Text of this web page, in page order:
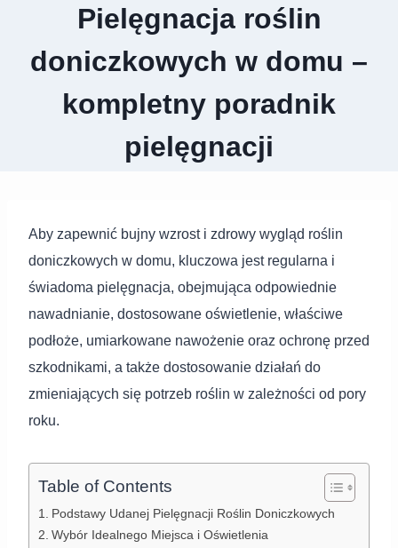
Pielęgnacja roślin
doniczkowych w domu –
kompletny poradnik
pielęgnacji
Aby zapewnić bujny wzrost i zdrowy wygląd roślin
doniczkowych w domu, kluczowa jest regularna i
świadoma pielęgnacja, obejmująca odpowiednie
nawadnianie, dostosowane oświetlenie, właściwe
podłoże, umiarkowane nawożenie oraz ochronę przed
szkodnikami, a także dostosowanie działań do
zmieniających się potrzeb roślin w zależności od pory
roku.
Table of Contents
Podstawy Udanej Pielęgnacji Roślin Doniczkowych
Wybór Idealnego Miejsca i Oświetlenia